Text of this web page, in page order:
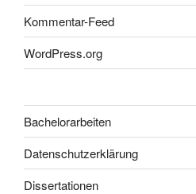
Kommentar-Feed
WordPress.org
Bachelorarbeiten
Datenschutzerklärung
Dissertationen